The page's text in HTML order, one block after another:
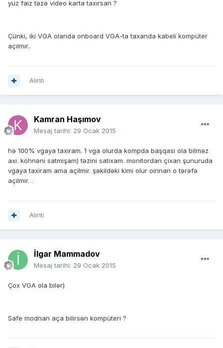
yüz faiz təzə video karta taxırsan ?
Çünki, iki VGA olanda onboard VGA-ta taxanda kabeli kompüter
açılmır..
Alıntı
Kamran Haşımov
Mesaj tarihi: 29 Ocak 2015
hə 100% vgaya taxiram. 1 vga olurda kompda başqasi ola bilməz
axi. köhnəni satmişam) təzini satixam. monitordan çixan şunuruda
vgaya taxiram ama açilmir. şəkildəki kimi olur oinnan o tərəfə
açilmir. .
Alıntı
İlgar Mammadov
Mesaj tarihi: 29 Ocak 2015
Çox VGA ola bilər)
Safe modnan aça bilirsən kompüteri ?